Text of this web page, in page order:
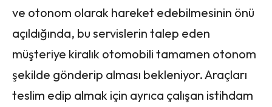
ve otonom olarak hareket edebilmesinin önü
açıldığında, bu servislerin talep eden
müşteriye kiralık otomobili tamamen otonom
şekilde gönderip alması bekleniyor. Araçları
teslim edip almak için ayrıca çalışan istihdam